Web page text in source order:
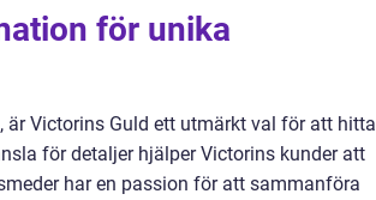
för unika
är Victorins Guld ett utmärkt val för att hitta
för detaljer hjälper Victorins kunder att
har en passion för att sammanföra